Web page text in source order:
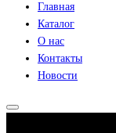
Главная
Каталог
О нас
Контакты
Новости